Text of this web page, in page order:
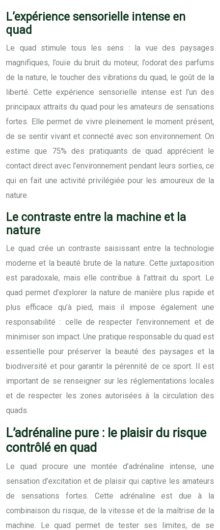
L’expérience sensorielle intense en
quad
Le quad stimule tous les sens : la vue des paysages
magnifiques, l’ouïe du bruit du moteur, l’odorat des parfums
de la nature, le toucher des vibrations du quad, le goût de la
liberté. Cette expérience sensorielle intense est l’un des
principaux attraits du quad pour les amateurs de sensations
fortes. Elle permet de vivre pleinement le moment présent,
de se sentir vivant et connecté avec son environnement. On
estime que 75% des pratiquants de quad apprécient le
contact direct avec l’environnement pendant leurs sorties, ce
qui en fait une activité privilégiée pour les amoureux de la
nature.
Le contraste entre la machine et la
nature
Le quad crée un contraste saisissant entre la technologie
moderne et la beauté brute de la nature. Cette juxtaposition
est paradoxale, mais elle contribue à l’attrait du sport. Le
quad permet d’explorer la nature de manière plus rapide et
plus efficace qu’à pied, mais il impose également une
responsabilité : celle de respecter l’environnement et de
minimiser son impact. Une pratique responsable du quad est
essentielle pour préserver la beauté des paysages et la
biodiversité et pour garantir la pérennité de ce sport. Il est
important de se renseigner sur les réglementations locales
et de respecter les zones autorisées à la circulation des
quads.
L’adrénaline pure : le plaisir du risque
contrôlé en quad
Le quad procure une montée d’adrénaline intense, une
sensation d’excitation et de plaisir qui captive les amateurs
de sensations fortes. Cette adrénaline est due à la
combinaison du risque, de la vitesse et de la maîtrise de la
machine. Le quad permet de tester ses limites, de se